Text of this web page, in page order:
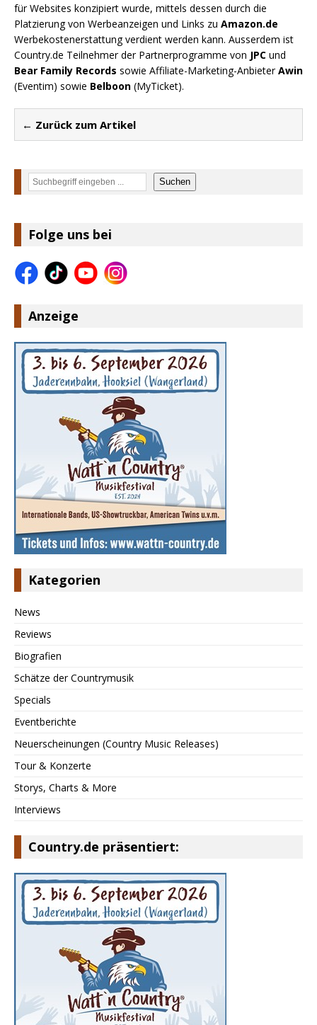
für Websites konzipiert wurde, mittels dessen durch die
Platzierung von Werbeanzeigen und Links zu Amazon.de
Werbekostenerstattung verdient werden kann. Ausserdem ist
Country.de Teilnehmer der Partnerprogramme von JPC und
Bear Family Records sowie Affiliate-Marketing-AnbieterAwin
(Eventim) sowie Belboon (MyTicket).
← Zurück zum Artikel
Suchen Suchen
Folge uns bei
Anzeige
Kategorien
News
Reviews
Biografien
Schätze der Countrymusik
Specials
Eventberichte
Neuerscheinungen (Country Music Releases)
Tour & Konzerte
Storys, Charts & More
Interviews
Country.de präsentiert: